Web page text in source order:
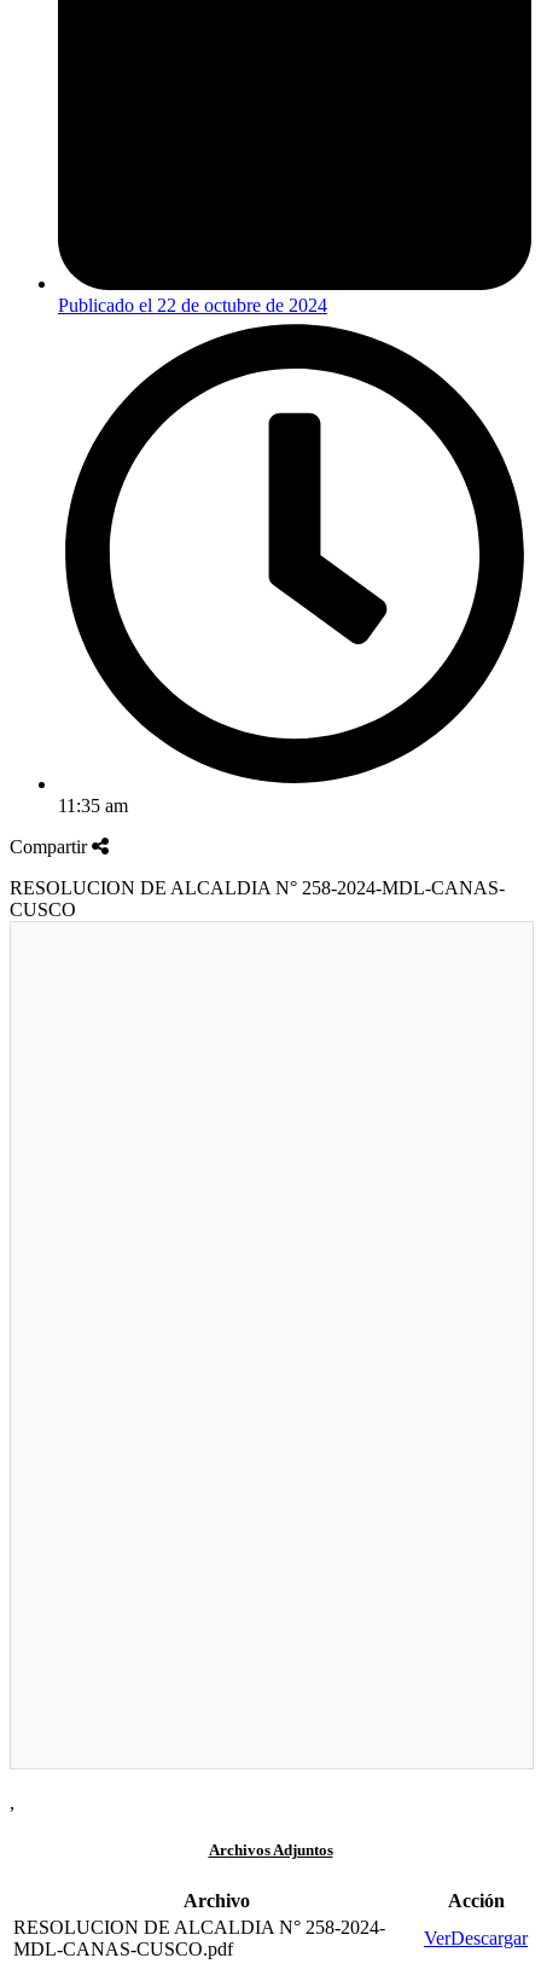
Publicado el 22 de octubre de 2024
11:35 am
Compartir
RESOLUCION DE ALCALDIA N° 258-2024-MDL-CANAS-
CUSCO
,
Archivos Adjuntos
Archivo
Acción
RESOLUCION DE ALCALDIA N° 258-2024-
MDL-CANAS-CUSCO.pdf
VerDescargar